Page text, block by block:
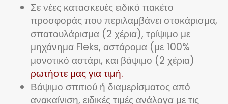
Σε νέες κατασκευές ειδικό πακέτο
προσφοράς που περιλαμβάνει στοκάρισμα,
σπατουλάρισμα (2 χέρια), τρίψιμο με
μηχάνημα Fleks, αστάρομα (με 100%
μονοτικό αστάρι, και βάψιμο (2 χέρια)
ρωτήστε μας για τιμή.
Βάψιμο σπιτιού ή διαμερίσματος από
ανακαίνιση, ειδικές τιμές ανάλογα με τις